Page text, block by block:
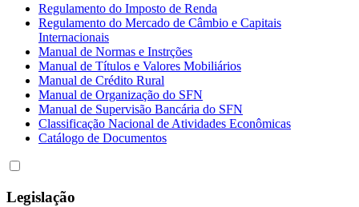
Regulamento do Imposto de Renda
Regulamento do Mercado de Câmbio e Capitais
Internacionais
Manual de Normas e Instrções
Manual de Títulos e Valores Mobiliários
Manual de Crédito Rural
Manual de Organização do SFN
Manual de Supervisão Bancária do SFN
Classificação Nacional de Atividades Econômicas
Catálogo de Documentos
Legislação